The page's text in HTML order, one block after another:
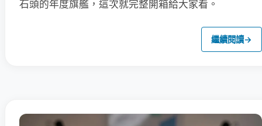
石頭的年度旗艦，這次就完整開箱給大家看。
繼續閱讀→